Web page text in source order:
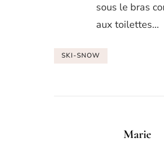
sous le bras
aux toilettes…
SKI-SNOW
Marie